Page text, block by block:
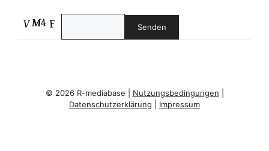
© 2026 R-mediabase | Nutzungsbedingungen
Datenschutzerklärung
Impressum